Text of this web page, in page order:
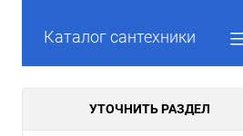
Каталог сантехники
УТОЧНИТЬ РАЗДЕЛ